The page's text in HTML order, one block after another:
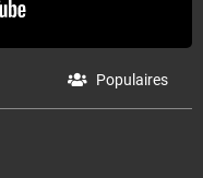
Populaires